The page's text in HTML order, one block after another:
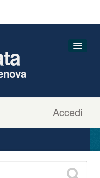
Accedi